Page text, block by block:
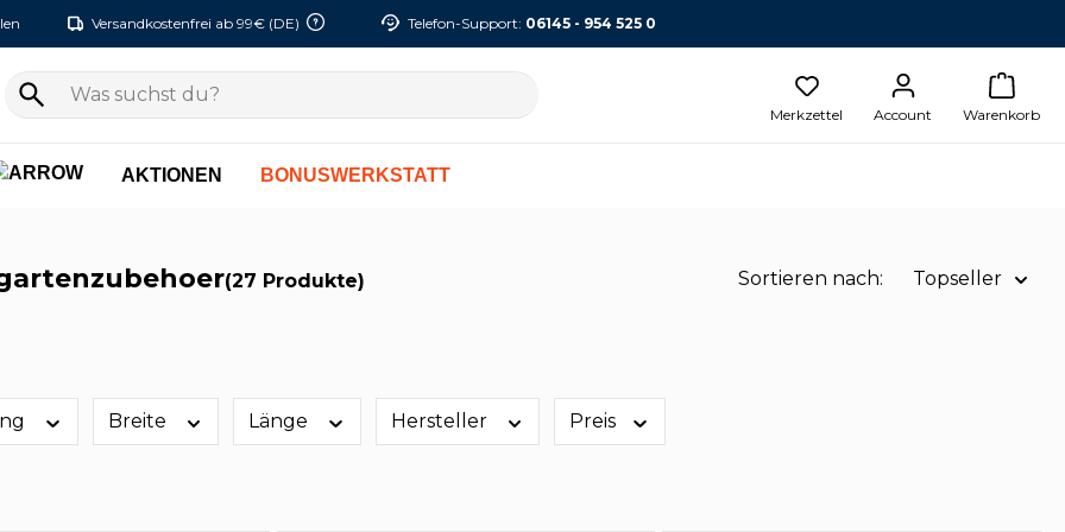
Versandkostenfrei ab 99€ (DE) Telefon-Support: 06145 - 954 525 0
Merkzettel Account Warenkorb
AKTIONEN BONUSWERKSTATT
(27 Produkte) Sortieren nach: Topseller
Breite Länge Hersteller Preis